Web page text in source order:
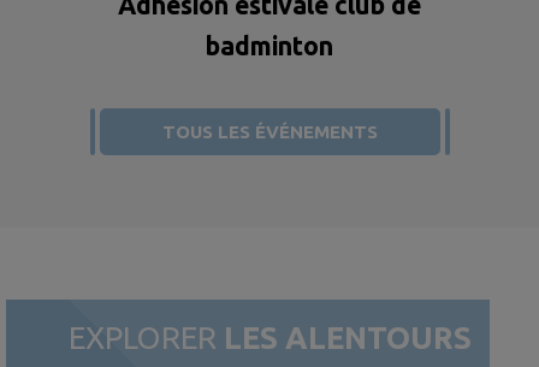
badminton
TOUS LES ÉVÉNEMENTS
EXPLORER LES ALENTOURS